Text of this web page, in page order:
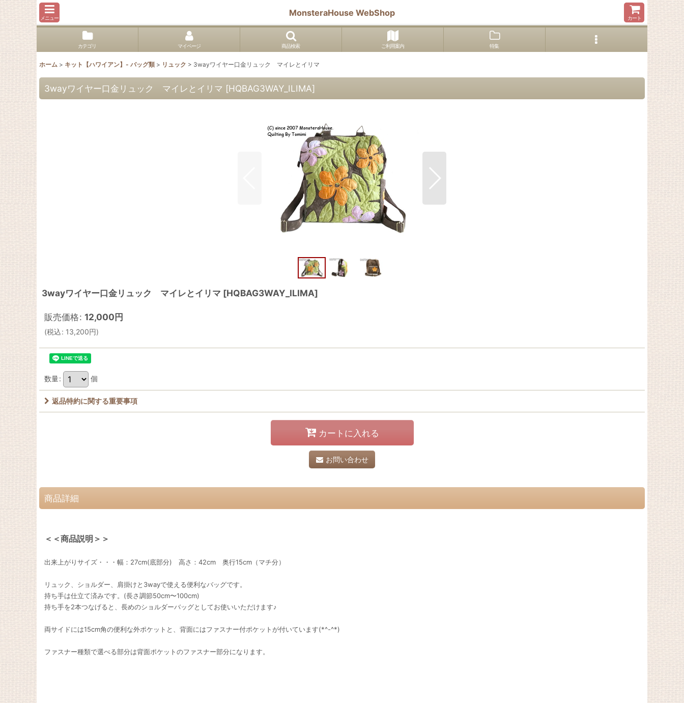
メニュー
MonsteraHouse WebShop
カート
カテゴリ マイページ 商品検索 ご利用案内 特集
ホーム > キット【ハワイアン】- バッグ類 > リュック > 3wayワイヤー口金リュック マイレとイリマ
3wayワイヤー口金リュック マイレとイリマ [HQBAG3WAY_ILIMA]
3wayワイヤー口金リュック マイレとイリマ [HQBAG3WAY_ILIMA]
販売価格: 12,000円
(税込: 13,200円)
数量: 個
返品特約に関する重要事項
カートに入れる
お問い合わせ
商品詳細
＜＜商品説明＞＞
出来上がりサイズ・・・幅：27cm(底部分) 高さ：42cm 奥行15cm（マチ分）
リュック、ショルダー、肩掛けと3wayで使える便利なバッグです。
持ち手は仕立て済みです。(長さ調節50cm〜100cm)
持ち手を2本つなげると、長めのショルダーバッグとしてお使いいただけます♪
両サイドには15cm角の便利な外ポケットと、背面にはファスナー付ポケットが付いています(*^-^*)
ファスナー種類で選べる部分は背面ポケットのファスナー部分になります。